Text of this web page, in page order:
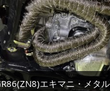
エキマニ・メタ